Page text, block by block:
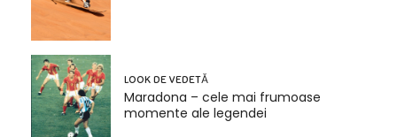
LOOK DE VEDETĂ
Maradona – cele mai frumoase
momente ale legendei